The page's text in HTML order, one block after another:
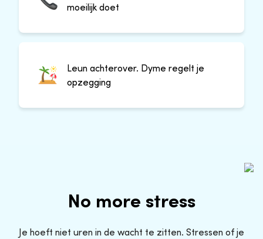
moeilijk doet
Leun achterover. Dyme regelt je
opzegging
No more stress
Je hoeft niet uren in de wacht te zitten. Stressen of je